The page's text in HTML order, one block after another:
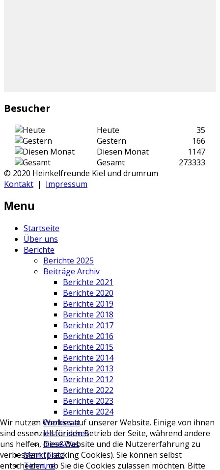
Besucher
Heute
35
Gestern
166
Diesen Monat
1147
Gesamt
273333
© 2020 Heinkelfreunde Kiel und drumrum
Kontakt | Impressum
Menu
Startseite
Über uns
Berichte
Berichte 2025
Beiträge Archiv
Berichte 2021
Berichte 2020
Berichte 2019
Berichte 2018
Berichte 2017
Berichte 2016
Berichte 2015
Berichte 2014
Berichte 2013
Berichte 2012
Berichte 2022
Berichte 2023
Berichte 2024
Werkstatt
Historisches
Dies&Das
Marktplatz
Termine
Wir nutzen Cookies auf unserer Website. Einige von ihnen
sind essenziell für den Betrieb der Seite, während andere
uns helfen, diese Website und die Nutzererfahrung zu
verbessern (Tracking Cookies). Sie können selbst
entscheiden, ob Sie die Cookies zulassen möchten. Bitte